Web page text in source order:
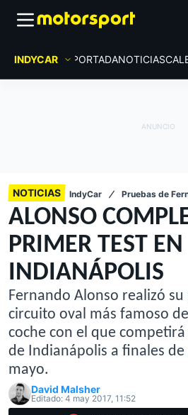
INDYCAR PORTADANOTICIAS
NOTICIAS IndyCar Pruebas de
ALONSO
PRIMER TEST EN
INDIANÁPOLIS
Fernando Alonso realizó
circuito oval más famoso
coche con el que
de Indianápolis a finales de
mayo.
David Malsher
Editado: 4 may 2017, 11:52